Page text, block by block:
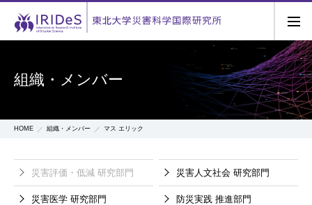
組織・メンバー
HOME 組織・メンバー マス エリック
災害評価・低減 研究部門 災害人文社会 研究部門
災害医学 研究部門 防災実践 推進部門